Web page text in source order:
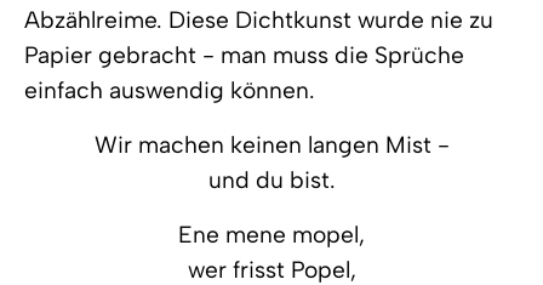
Abzählreime. Diese Dichtkunst wurde nie zu
Papier gebracht - man muss die Sprüche
einfach auswendig können.
Wir machen keinen langen Mist -
und du bist.
Ene mene mopel,
wer frisst Popel,